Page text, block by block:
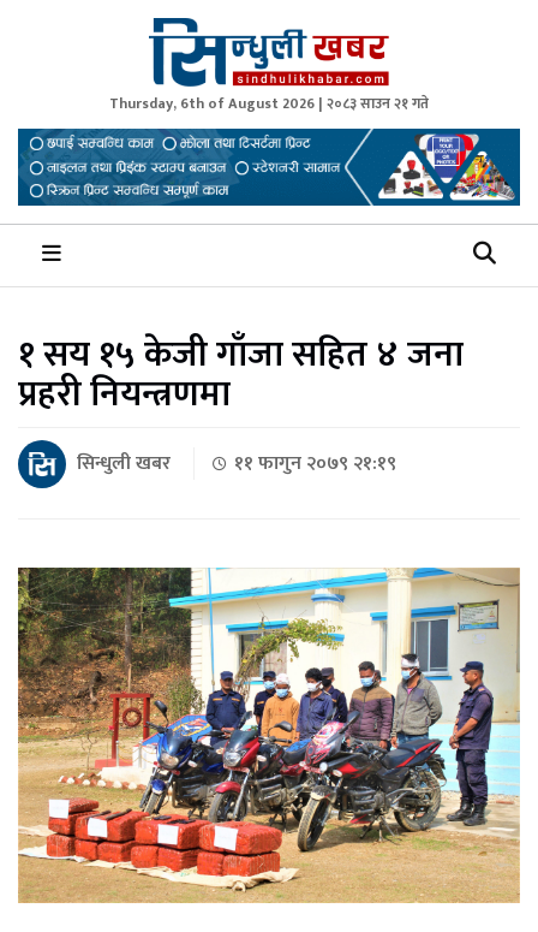
Sindhuli Khabar
News from Sindhuli Nepal
Thursday, 6th of August 2026 | २०८३ साउन २१ गते
१ सय १५ केजी गाँजा सहित ४ जना
प्रहरी नियन्त्रणमा
सिन्धुली खबर ११ फागुन २०७९ २१:१९